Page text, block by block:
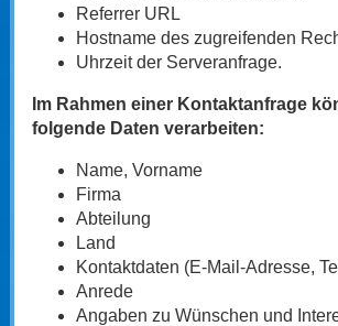
Referrer URL
Hostname des zugreifenden
Uhrzeit der Serveranfrage.
Im Rahmen einer Kontaktanfrage
folgende Daten verarbeiten:
Name, Vorname
Firma
Abteilung
Land
Kontaktdaten (E-Mail-Adresse,
Anrede
Angaben zu Wünschen und